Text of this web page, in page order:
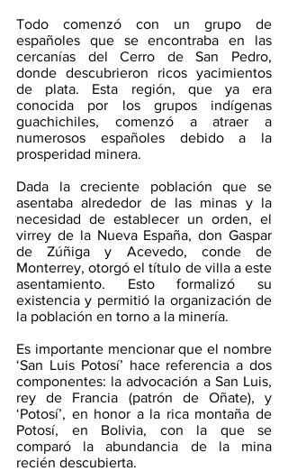
Todo comenzó con un grupo de
españoles que se encontraba en las
cercanías del Cerro de San Pedro,
donde descubrieron ricos yacimientos
de plata. Esta región, que ya era
conocida por los grupos indígenas
guachichiles, comenzó a atraer a
numerosos españoles debido a la
prosperidad minera.
Dada la creciente población que se
asentaba alrededor de las minas y la
necesidad de establecer un orden, el
virrey de la Nueva España, don Gaspar
de Zúñiga y Acevedo, conde de
Monterrey, otorgó el título de villa a este
asentamiento. Esto formalizó su
existencia y permitió la organización de
la población en torno a la minería.
Es importante mencionar que el nombre
‘San Luis Potosí’ hace referencia a dos
componentes: la advocación a San Luis,
rey de Francia (patrón de Oñate), y
‘Potosí’, en honor a la rica montaña de
Potosí, en Bolivia, con la que se
comparó la abundancia de la mina
recién descubierta.